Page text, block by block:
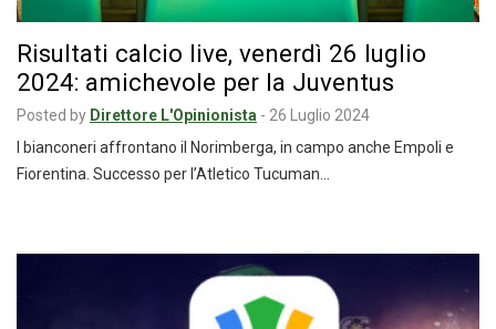
Risultati calcio live, venerdì 26 luglio
2024: amichevole per la Juventus
Posted by Direttore L'Opinionista - 26 Luglio 2024
I bianconeri affrontano il Norimberga, in campo anche Empoli e
Fiorentina. Successo per l’Atletico Tucuman…